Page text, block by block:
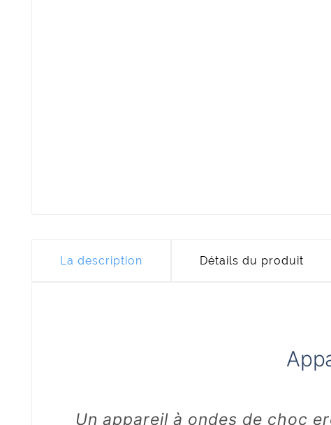
La description Détails du produit
Un appareil à ondes de choc